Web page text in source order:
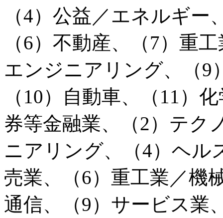
（4）公益／エネルギ
（6）不動産、（7）重
エンジニアリング、（9
（10）自動車、（11）
券等金融業、（2）テク
ニアリング、（4）ヘル
売業、（6）重工業／機
通信、（9）サービス業